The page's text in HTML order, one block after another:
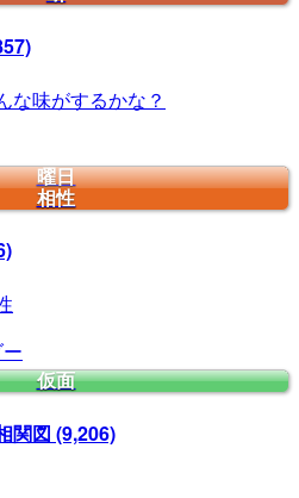
な味がするかな？
曜日
相性
仮面
関図 (9,206)